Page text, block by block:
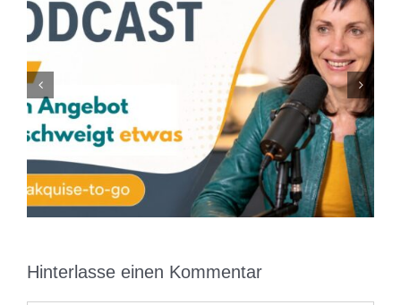
KI kann dir Kunden bringen. Aber sie kann sie
nicht überzeugen
Hinterlasse einen Kommentar